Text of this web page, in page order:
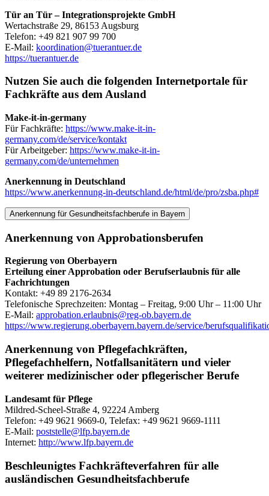
Tür an Tür – Integrationsprojekte GmbH
Wertachstraße 29, 86153 Augsburg
Telefon: +49 821 907 99 700
E-Mail: koordination@tuerantuer.de
https://tuerantuer.de
Nutzen Sie auch die folgenden Internetportale für
Fachkräfte aus dem Ausland
Make-it-in-germany
Für Fachkräfte: https://www.make-it-in-
germany.com/de/service/kontakt
Für Arbeitgeber: https://www.make-it-in-
germany.com/de/unternehmen
Anerkennung in Deutschland
https://www.anerkennung-in-deutschland.de/html/de/pro/zsba.php#
Anerkennung für Gesundheitsfachberufe in Bayern
Anerkennung von Approbationsberufen
Regierung von Oberbayern
Erteilung einer Approbation oder Berufserlaubnis für alle
Fachrichtungen
Kontakt: +49 89 2176-2634
Telefonische Sprechzeiten: Montag – Freitag, 9:00 Uhr – 11:00 Uhr
E-Mail: approbation.erlaubnis@reg-ob.bayern.de
https://www.regierung.oberbayern.bayern.de/service/
Anerkennung von Pflegefachkräften,
Pflegefachhelfern, Notfallsanitätern und vieler
weiterer medizinischer oder pflegerischer Berufe
Landesamt für Pflege
Mildred-Scheel-Straße 4, 92224 Amberg
Telefon: +49 9621 9669-0, Telefax: +49 9621 9669-1111
E-Mail: poststelle@lfp.bayern.de
Internet: http://www.lfp.bayern.de
Beschleunigtes Fachkräfteverfahren für alle
ausländischen Gesundheitsfachberufe